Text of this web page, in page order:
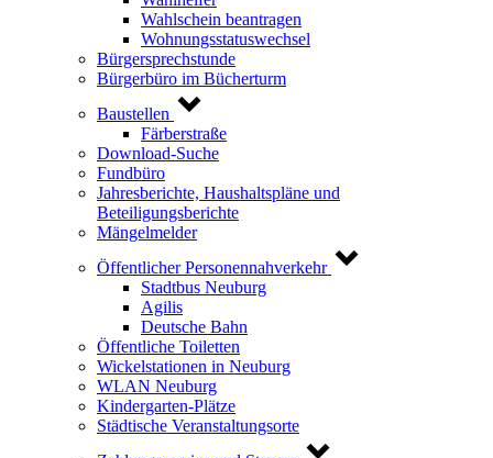
Wahlschein beantragen
Wohnungsstatuswechsel
Bürgersprechstunde
Bürgerbüro im Bücherturm
Baustellen
Färberstraße
Download-Suche
Fundbüro
Jahresberichte, Haushaltspläne und
Beteiligungsberichte
Mängelmelder
Öffentlicher Personennahverkehr
Stadtbus Neuburg
Agilis
Deutsche Bahn
Öffentliche Toiletten
Wickelstationen in Neuburg
WLAN Neuburg
Kindergarten-Plätze
Städtische Veranstaltungsorte